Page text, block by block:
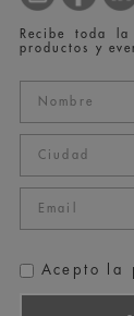
Recibe toda la
productos y
Acepto la